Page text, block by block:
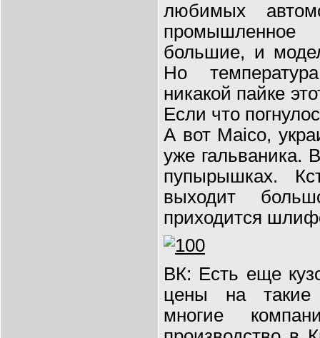
любимых
промышленное
большие, и
Но
никакой пайке
Если что
А вот Maico,
уже гальваника.
пупырышках.
выходит
приходится
ВК: Есть еще
цены на
многие